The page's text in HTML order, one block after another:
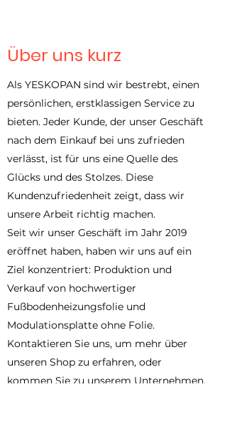
Über uns kurz
Als YESKOPAN sind wir bestrebt, einen
persönlichen, erstklassigen Service zu
bieten. Jeder Kunde, der unser Geschäft
nach dem Einkauf bei uns zufrieden
verlässt, ist für uns eine Quelle des
Glücks und des Stolzes. Diese
Kundenzufriedenheit zeigt, dass wir
unsere Arbeit richtig machen.
Seit wir unser Geschäft im Jahr 2019
eröffnet haben, haben wir uns auf ein
Ziel konzentriert: Produktion und
Verkauf von hochwertiger
Fußbodenheizungsfolie und
Modulationsplatte ohne Folie.
Kontaktieren Sie uns, um mehr über
unseren Shop zu erfahren, oder
kommen Sie zu unserem Unternehmen,